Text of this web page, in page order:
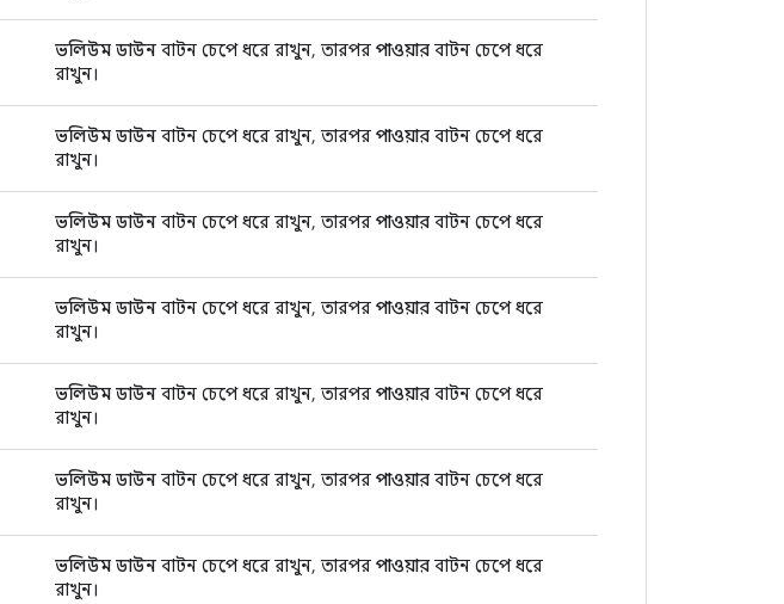
ভলিউম ডাউন বাটন চেপে ধরে রাখুন, তারপর পাওয়ার বাটন চেপে ধরে
রাখুন।
ভলিউম ডাউন বাটন চেপে ধরে রাখুন, তারপর পাওয়ার বাটন চেপে ধরে
রাখুন।
ভলিউম ডাউন বাটন চেপে ধরে রাখুন, তারপর পাওয়ার বাটন চেপে ধরে
রাখুন।
ভলিউম ডাউন বাটন চেপে ধরে রাখুন, তারপর পাওয়ার বাটন চেপে ধরে
রাখুন।
ভলিউম ডাউন বাটন চেপে ধরে রাখুন, তারপর পাওয়ার বাটন চেপে ধরে
রাখুন।
ভলিউম ডাউন বাটন চেপে ধরে রাখুন, তারপর পাওয়ার বাটন চেপে ধরে
রাখুন।
ভলিউম ডাউন বাটন চেপে ধরে রাখুন, তারপর পাওয়ার বাটন চেপে ধরে
রাখুন।